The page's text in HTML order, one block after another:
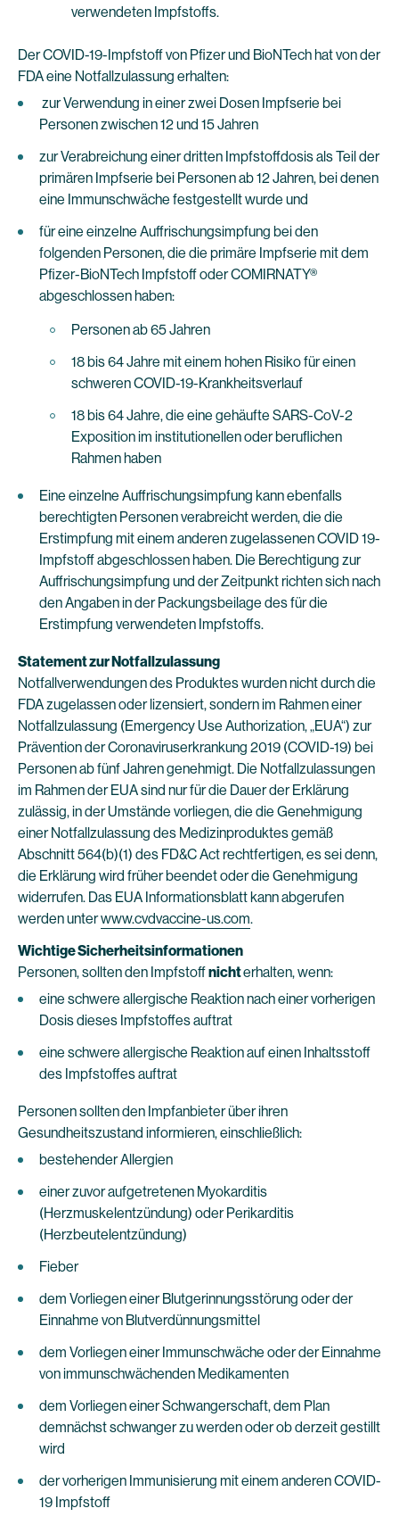
verwendeten Impfstoffs.
Der COVID-19-Impfstoff von Pfizer und BioNTech hat von der
FDA eine Notfallzulassung erhalten:
zur Verwendung in einer zwei Dosen Impfserie bei
Personen zwischen 12 und 15 Jahren
zur Verabreichung einer dritten Impfstoffdosis als Teil der
primären Impfserie bei Personen ab 12 Jahren, bei denen
eine Immunschwäche festgestellt wurde und
für eine einzelne Auffrischungsimpfung bei den
folgenden Personen, die die primäre Impfserie mit dem
Pfizer-BioNTech Impfstoff oder COMIRNATY®
abgeschlossen haben:
Personen ab 65 Jahren
18 bis 64 Jahre mit einem hohen Risiko für einen
schweren COVID-19-Krankheitsverlauf
18 bis 64 Jahre, die eine gehäufte SARS-CoV-2
Exposition im institutionellen oder beruflichen
Rahmen haben
Eine einzelne Auffrischungsimpfung kann ebenfalls
berechtigten Personen verabreicht werden, die die
Erstimpfung mit einem anderen zugelassenen COVID 19-
Impfstoff abgeschlossen haben. Die Berechtigung zur
Auffrischungsimpfung und der Zeitpunkt richten sich nach
den Angaben in der Packungsbeilage des für die
Erstimpfung verwendeten Impfstoffs.
Statement zur Notfallzulassung
Notfallverwendungen des Produktes wurden nicht durch die
FDA zugelassen oder lizensiert, sondern im Rahmen einer
Notfallzulassung (Emergency Use Authorization, „EUA“) zur
Prävention der Coronaviruserkrankung 2019 (COVID-19) bei
Personen ab fünf Jahren genehmigt. Die Notfallzulassungen
im Rahmen der EUA sind nur für die Dauer der Erklärung
zulässig, in der Umstände vorliegen, die die Genehmigung
einer Notfallzulassung des Medizinproduktes gemäß
Abschnitt 564(b)(1) des FD&C Act rechtfertigen, es sei denn,
die Erklärung wird früher beendet oder die Genehmigung
widerrufen. Das EUA Informationsblatt kann abgerufen
werden unterwww.cvdvaccine-us.com.
Wichtige Sicherheitsinformationen
Personen, sollten den Impfstoffnichterhalten, wenn:
eine schwere allergische Reaktion nach einer vorherigen
Dosis dieses Impfstoffes auftrat
eine schwere allergische Reaktion auf einen Inhaltsstoff
des Impfstoffes auftrat
Personen sollten den Impfanbieter über ihren
Gesundheitszustand informieren, einschließlich:
bestehender Allergien
einer zuvor aufgetretenen Myokarditis
(Herzmuskelentzündung) oder Perikarditis
(Herzbeutelentzündung)
Fieber
dem Vorliegen einer Blutgerinnungsstörung oder der
Einnahme von Blutverdünnungsmittel
dem Vorliegen einer Immunschwäche oder der Einnahme
von immunschwächenden Medikamenten
dem Vorliegen einer Schwangerschaft, dem Plan
demnächst schwanger zu werden oder ob derzeit gestillt
wird
der vorherigen Immunisierung mit einem anderen COVID-
19 Impfstoff